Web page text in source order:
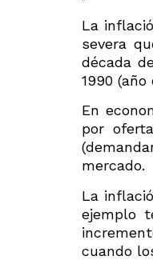
La
severa
década
1990
En
por
mercado.
La
ejemplo
cuando